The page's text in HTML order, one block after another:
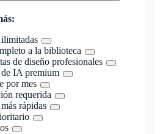
a la biblioteca
de diseño profesionales
IA premium
por mes
requerida
rápidas